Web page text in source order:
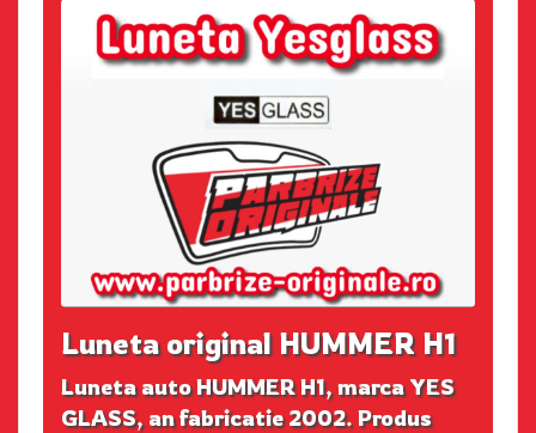
Luneta original HUMMER H1
Luneta auto HUMMER H1, marca YES
GLASS, an fabricatie 2002. Produs